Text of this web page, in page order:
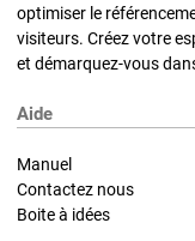
optimiser le
visiteurs. Créez votre
et démarquez-vous
Aide
Manuel
Contactez nous
Boite à idées